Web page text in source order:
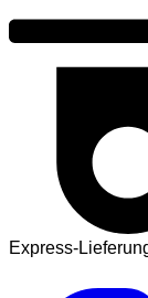
Express-